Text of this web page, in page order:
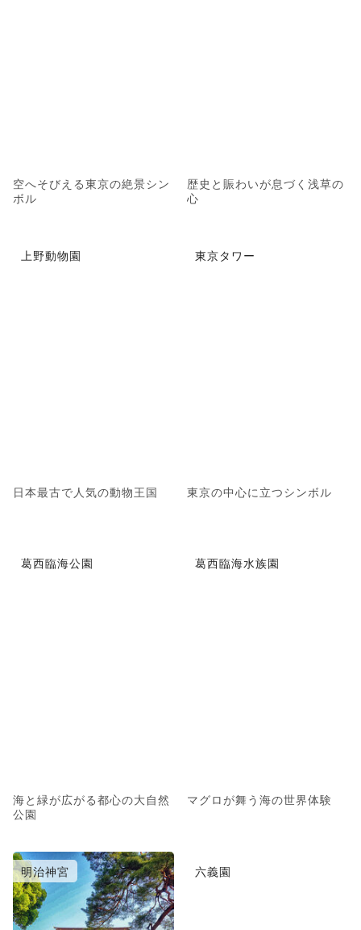
空へそびえる東京の絶景シン
ボル
歴史と賑わいが息づく浅草の
心
上野動物園
日本最古で人気の動物王国
東京タワー
東京の中心に立つシンボル
葛西臨海公園
海と緑が広がる都心の大自然
公園
葛西臨海水族園
マグロが舞う海の世界体験
明治神宮 六義園